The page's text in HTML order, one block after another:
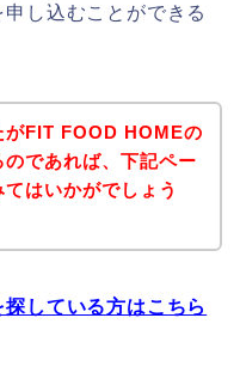
し込むことができる
がFIT FOOD HOMEの
のであれば、下記ペー
はいかがでしょう
している方はこちら